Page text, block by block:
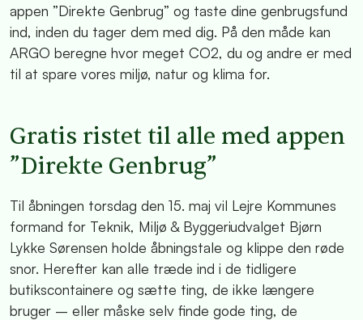
appen ”Direkte Genbrug” og taste dine genbrugsfund
ind, inden du tager dem med dig. På den måde kan
ARGO beregne hvor meget CO2, du og andre er med
til at spare vores miljø, natur og klima for.
Gratis ristet til alle med appen
”Direkte Genbrug”
Til åbningen torsdag den 15. maj vil Lejre Kommunes
formand for Teknik, Miljø & Byggeriudvalget Bjørn
Lykke Sørensen holde åbningstale og klippe den røde
snor. Herefter kan alle træde ind i de tidligere
butikscontainere og sætte ting, de ikke længere
bruger – eller måske selv finde gode ting, de